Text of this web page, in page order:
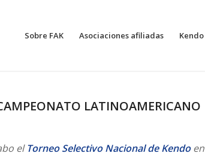
Sobre FAK Asociaciones afiliadas Kendo
LATINOAMERICANO
elTorneo Selectivo Nacional de Kendoen